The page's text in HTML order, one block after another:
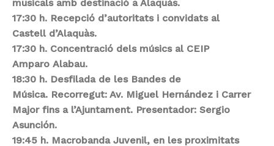
musicals amb destinació a Alaquàs.
17:30 h. Recepció d’autoritats i convidats al
Castell d’Alaquàs.
17:30 h. Concentració dels músics al CEIP
Amparo Alabau.
18:30 h. Desfilada de les Bandes de
Música. Recorregut: Av. Miguel Hernández i Carrer
Major fins a l’Ajuntament. Presentador: Sergio
Asunción.
19:45 h. Macrobanda Juvenil, en les proximitats